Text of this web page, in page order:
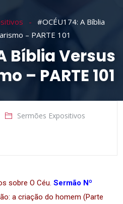
#OCÉU174: A Bíblia
– PARTE 101
Bíblia Versus
– PARTE 101
Sermões Expositivos
sobre O Céu. Sermão Nº
a criação do homem (Parte